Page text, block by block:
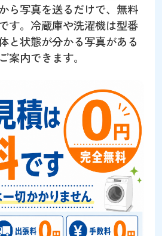
ら写真を送るだけで、無料
す。冷蔵庫や洗濯機は型番
と状態が分かる写真がある
案内できます。